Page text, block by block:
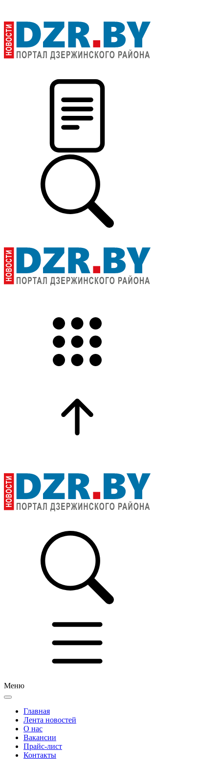
Меню
Главная
Лента новостей
О нас
Вакансии
Прайс-лист
Контакты